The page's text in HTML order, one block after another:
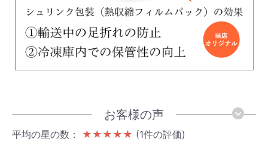
お客様の声
平均の星の数： ★★★★★ (1件の評価)